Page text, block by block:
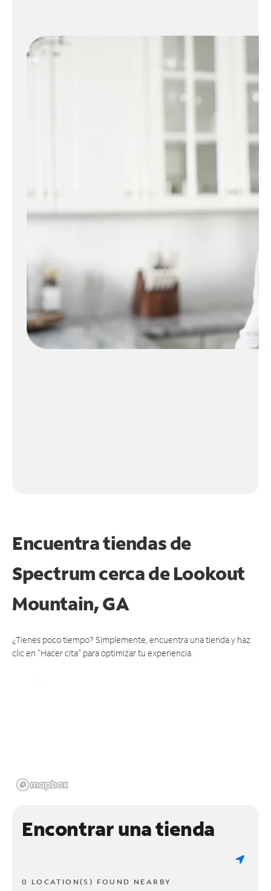
Encuentra tiendas de
Spectrum cerca deLookout
Mountain, GA
¿Tienes poco tiempo? Simplemente, encuentra una tienda y haz
clic en "Hacer cita" para optimizar tu experiencia.
Encontrar una tienda
0 LOCATION(S) FOUND NEARBY